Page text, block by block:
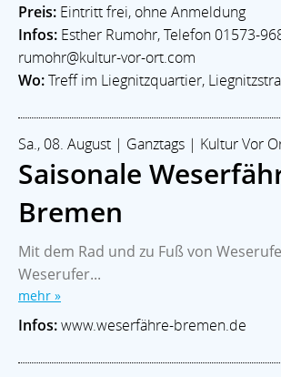
Preis: Eintritt frei, ohne Anmeldung
Infos: Esther Rumohr, Telefon 01573-
rumohr@kultur-vor-ort.com
Wo:Treff im Liegnitzquartier,
Sa., 08. August | Ganztags | Kultur Vor
Saisonale
Bremen
Mit dem Rad und zu Fuß von
Weserufer...
mehr »
Infos:www.weserfähre-bremen.de